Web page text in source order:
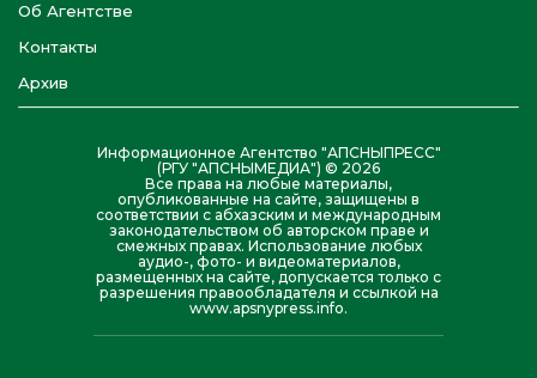
Об Агентстве
Контакты
Архив
Информационное Агентство "АПСНЫПРЕСС"
(РГУ "АПСНЫМЕДИА") © 2026
Все права на любые материалы,
опубликованные на сайте, защищены в
соответствии с абхазским и международным
законодательством об авторском праве и
смежных правах. Использование любых
аудио-, фото- и видеоматериалов,
размещенных на сайте, допускается только с
разрешения правообладателя и ссылкой на
www.apsnypress.info.